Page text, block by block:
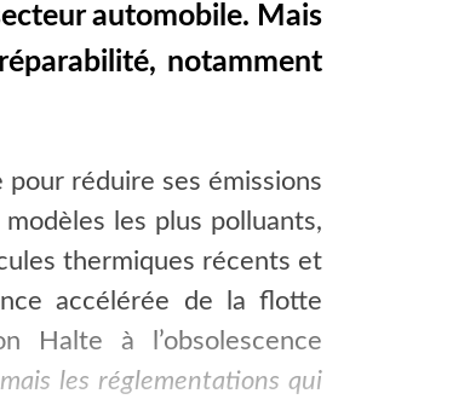
automobile. Mais
notamment
réduire ses émissions
les plus polluants,
thermiques récents et
accélérée de la flotte
Halte à l’obsolescence
les réglementations qui